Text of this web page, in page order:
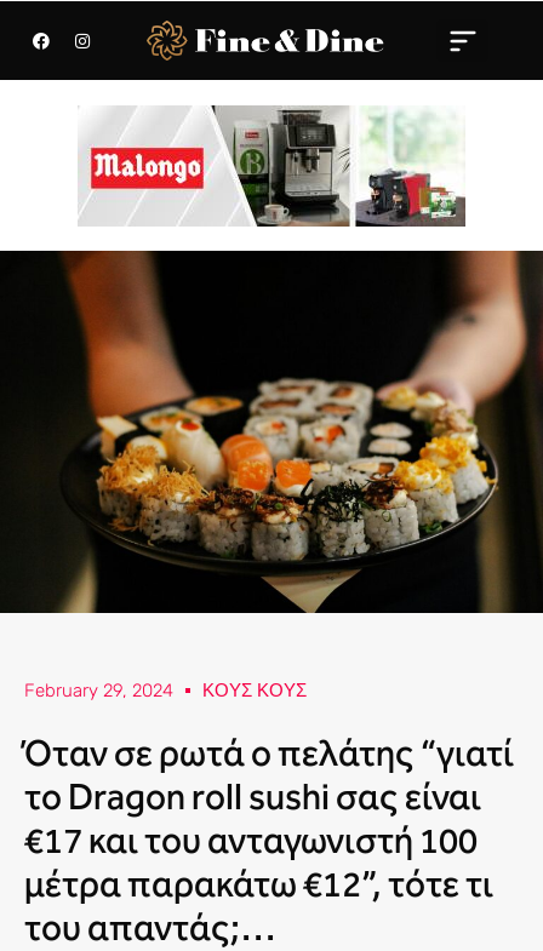
February 29, 2024 ΚΟΥΣ ΚΟΥΣ
Όταν σε ρωτά ο πελάτης “γιατί
το Dragon roll sushi σας είναι
€17 και του ανταγωνιστή 100
μέτρα παρακάτω €12”, τότε τι
του απαντάς;…